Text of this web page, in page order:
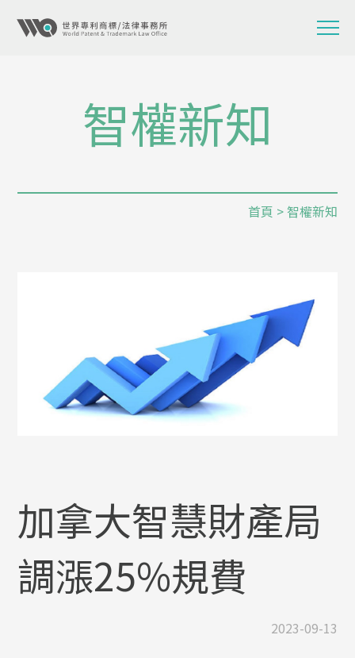
智權新知
首頁 > 智權新知
加拿大智慧財產局
調漲25%規費
2023-09-13